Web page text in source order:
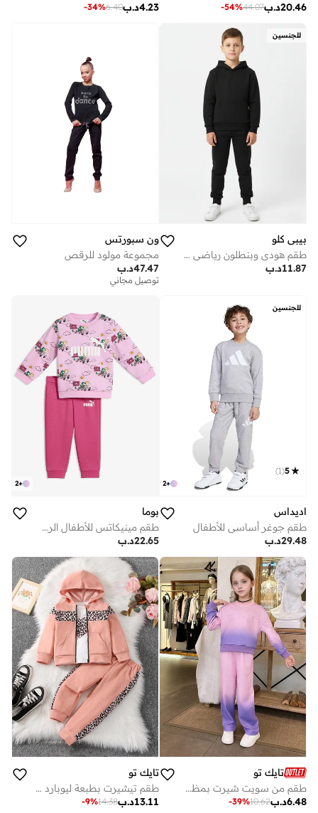
د.ب20.46
44.07
-54% د.ب4.23
6.40
-34%
للجنسين
بيبي كلو
طقم هودي وبنطلون رياضي شتوي للجنسين من الفليس الأسود
د.ب11.87
ون سبورتس
مجموعة مولود للرقص
د.ب47.47
توصيل مجاني
للجنسين
+
2
5
(
1
)
اديداس
طقم جوغر أساسي للأطفال
د.ب29.48
+
2
بوما
طقم مينيكاتس للأطفال الرضع
د.ب22.65
تايك تو
طقم من سويت شيرت بمظهر متدرج وبنطال
د.ب6.48
10.62
-39%
تايك تو
طقم تيشيرت بطبعة ليوبارد مع سويت شيرت وبنطال جوغر
د.ب13.11
14.38
-9%